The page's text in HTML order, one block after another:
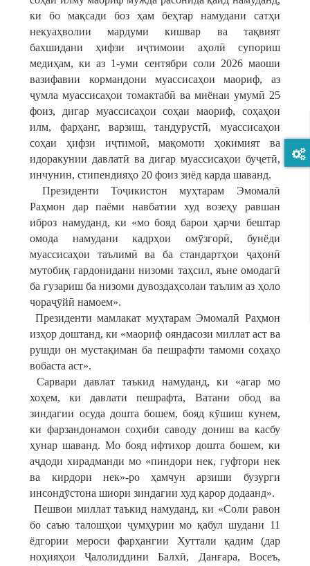
ки бо мақсади боз ҳам беҳтар намудани сатҳи
некуаҳволии мардуми кишвар ва тақвият
бахшидани ҳифзи иҷтимоии аҳолӣ супориш
медиҳам, ки аз 1-уми сентябри соли 2026 маоши
вазифавии кормандони муассисаҳои маориф, аз
ҷумла муассисаҳои томактабӣ ва миёнаи умумӣ 25
фоиз, дигар муассисаҳои соҳаи маориф, соҳаҳои
илм, фарҳанг, варзиш, тандурустӣ, муассисаҳои
соҳаи ҳифзи иҷтимоӣ, мақомоти ҳокимият ва
идоракунии давлатӣ ва дигар муассисаҳои буҷетӣ,
инчунин, стипендияҳо 20 фоиз зиёд карда шаванд.
Президенти Тоҷикистон муҳтарам Эмомалӣ
Раҳмон дар паёми навбатии худ возеҳу равшан
иброз намуданд, ки «мо бояд барои ҳарчи бештар
омода намудани кадрҳои омӯзгорӣ, бунёди
муассисаҳои таълимӣ ва ба стандартҳои ҷаҳонӣ
мутобиқ гардонидани низоми таҳсил, яъне омодагӣ
ба гузариш ба низоми дувоздаҳсолаи таълим аз ҳоло
чораҷӯйӣ намоем».
Президенти мамлакат муҳтарам Эмомалӣ Раҳмон
изҳор доштанд, ки «маориф ояндасози миллат аст ва
рушди он мустақиман ба пешрафти тамоми соҳаҳо
вобаста аст».
Сарвари давлат таъкид намуданд, ки «агар мо
хоҳем, ки давлати пешрафта, Ватани обод ва
зиндагии осуда дошта бошем, бояд кӯшиш кунем,
ки фарзандонамон соҳиби саводу дониш ва касбу
ҳунар шаванд. Мо бояд ифтихор дошта бошем, ки
аҷдоди хирадманди мо «пиндори нек, гуфтори нек
ва кирдори нек»-ро ҳамчун арзиши бузурги
инсондӯстона шиори зиндагии худ қарор додаанд».
Пешвои миллат таъкид намуданд, ки «Соли равон
бо саъю талошҳои ҷумҳурии мо қабул шудани 11
ёдгории мероси фарҳангии Хуттали қадим (дар
ноҳияҳои Ҷалолиддини Балхӣ, Данғара, Восеъ,